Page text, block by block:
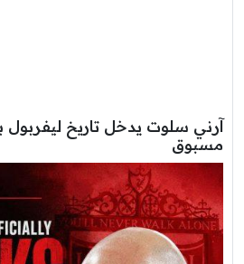
آرني سلوت يدخل تاريخ
مسبوق